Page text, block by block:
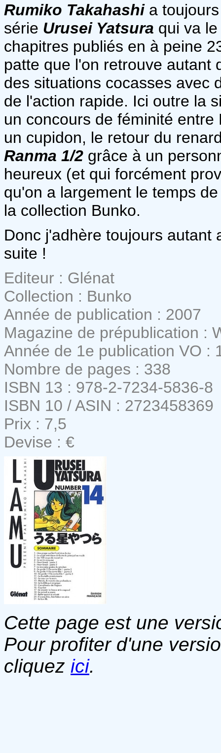
Rumiko Takahashia toujours
série Urusei Yatsura qui va
chapitres publiés en à peine
patte que l'on retrouve autant
des situations cocasses avec
de l'action rapide. Ici outre la
un concours de féminité
un cupidon, le retour du
Ranma 1/2 grâce à un
heureux (et qui forcément
qu'on a largement le temps
la collection Bunko.
Donc j'adhère toujours autant
suite !
Editeur : Glénat
Collection : Bunko
Année de publication : 2007
Magazine de prépublication :
Année de 1e publication VO :
Nombre de pages : 338
ISBN 13 : 978-2-7234-5836-8
ISBN 10 / ASIN : 2723458369
Prix : 7,5
Devise : €
Cette page est une
Pour profiter d'une
cliquez ici.